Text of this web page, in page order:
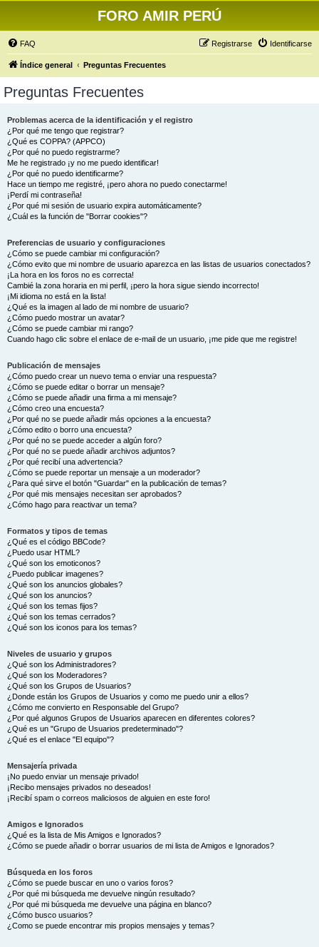
FORO AMIR PERÚ
FAQ Identificarse
Registrarse
Índice general Preguntas Frecuentes
Preguntas Frecuentes
Problemas acerca de la identificación y el registro
¿Por qué me tengo que registrar?
¿Qué es COPPA? (APPCO)
¿Por qué no puedo registrarme?
Me he registrado ¡y no me puedo identificar!
¿Por qué no puedo identificarme?
Hace un tiempo me registré, ¡pero ahora no puedo conectarme!
¡Perdí mi contraseña!
¿Por qué mi sesión de usuario expira automáticamente?
¿Cuál es la función de "Borrar cookies"?
Preferencias de usuario y configuraciones
¿Cómo se puede cambiar mi configuración?
¿Cómo evito que mi nombre de usuario aparezca en las listas de usuarios conectados?
¡La hora en los foros no es correcta!
Cambié la zona horaria en mi perfil, ¡pero la hora sigue siendo incorrecto!
¡Mi idioma no está en la lista!
¿Qué es la imagen al lado de mi nombre de usuario?
¿Cómo puedo mostrar un avatar?
¿Cómo se puede cambiar mi rango?
Cuando hago clic sobre el enlace de e-mail de un usuario, ¡me pide que me registre!
Publicación de mensajes
¿Cómo puedo crear un nuevo tema o enviar una respuesta?
¿Cómo se puede editar o borrar un mensaje?
¿Cómo se puede añadir una firma a mi mensaje?
¿Cómo creo una encuesta?
¿Por qué no se puede añadir más opciones a la encuesta?
¿Cómo edito o borro una encuesta?
¿Por qué no se puede acceder a algún foro?
¿Por qué no se puede añadir archivos adjuntos?
¿Por qué recibí una advertencia?
¿Cómo se puede reportar un mensaje a un moderador?
¿Para qué sirve el botón "Guardar" en la publicación de temas?
¿Por qué mis mensajes necesitan ser aprobados?
¿Cómo hago para reactivar un tema?
Formatos y tipos de temas
¿Qué es el código BBCode?
¿Puedo usar HTML?
¿Qué son los emoticonos?
¿Puedo publicar imagenes?
¿Qué son los anuncios globales?
¿Qué son los anuncios?
¿Qué son los temas fijos?
¿Qué son los temas cerrados?
¿Qué son los iconos para los temas?
Niveles de usuario y grupos
¿Qué son los Administradores?
¿Qué son los Moderadores?
¿Qué son los Grupos de Usuarios?
¿Donde están los Grupos de Usuarios y como me puedo unir a ellos?
¿Cómo me convierto en Responsable del Grupo?
¿Por qué algunos Grupos de Usuarios aparecen en diferentes colores?
¿Qué es un "Grupo de Usuarios predeterminado"?
¿Qué es el enlace "El equipo"?
Mensajería privada
¡No puedo enviar un mensaje privado!
¡Recibo mensajes privados no deseados!
¡Recibí spam o correos maliciosos de alguien en este foro!
Amigos e Ignorados
¿Qué es la lista de Mis Amigos e Ignorados?
¿Cómo se puede añadir o borrar usuarios de mi lista de Amigos e Ignorados?
Búsqueda en los foros
¿Cómo se puede buscar en uno o varios foros?
¿Por qué mi búsqueda me devuelve ningún resultado?
¿Por qué mi búsqueda me devuelve una página en blanco?
¿Cómo busco usuarios?
¿Como se puede encontrar mis propios mensajes y temas?